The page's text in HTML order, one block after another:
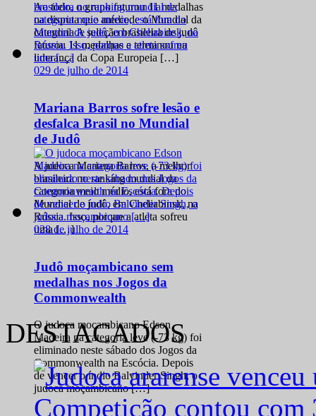
Ao todo, o grupo faturou 11 medalhas
na disputa que antecede o Mundial da
categoria A seleção brasileira de judô
faturou 11 medalhas e terminou na
liderança da Copa Europeia […]
029 de julho de 2014
Mariana Barros sofre lesão e
desfalca Brasil no Mundial
de Judô
A judoca Mariana Barros, a melhor
brasileira no ranking mundial da
categoria meio médio, está fora do
Mundial de judô, em Cheliabinsk, na
Rússia. Isso, porque a atleta sofreu
uma […]
028 de julho de 2014
Judô moçambicano sem
medalhas nos Jogos da
Commonwealth
O judoca moçambicano Edson
Madeira na categoria leve (-73 kg) foi
eliminado neste sábado dos Jogos da
Commonwealth na Escócia. Depois
de vencer o índio Balvinder Singh, o
judoca moçambicano […]
DESTACADOS